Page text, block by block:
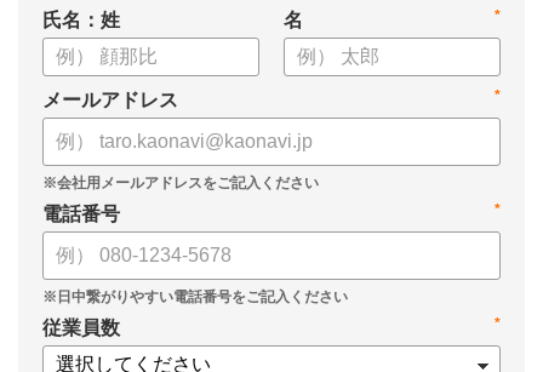
・人事担当者に聞いた「生成AI活用に関する実態調査」
・生成AI利用における注意点やルール
・今日から使えるプロンプト集（人事評価、エンゲージメント業
務）
氏名：姓 *
名
*
メールアドレス
*
電話番号
*
従業員数